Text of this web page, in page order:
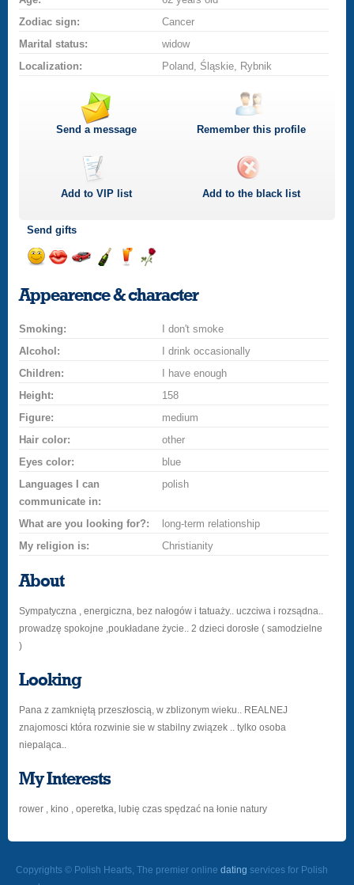
Zodiac sign:
Cancer
Marital status:
widow
Localization:
Poland, Śląskie, Rybnik
Send a message Remember this profile
Add toVIP list Add to the black list
Send gifts
a
smilekissa
champagne
a
drink
a
rose
Appearence & character
Smoking:
I don't smoke
Alcohol:
I drink occasionally
Children:
I have enough
Height:
158
Figure:
medium
Hair color:
other
Eyes color:
blue
Languages I can
communicate in:
polish
What are you looking for?:
long-term relationship
My religion is:
Christianity
About
Sympatyczna , energiczna, bez nałogów i tatuaży.. uczciwa i rozsądna..
prowadzę spokojne ,poukładane życie.. 2 dzieci dorosłe ( samodzielne
)
Looking
Pana z zamkniętą przeszłoscią, w zblizonym wieku.. REALNEJ
znajomosci która rozwinie sie w stabilny związek .. tylko osoba
niepaląca..
My Interests
rower , kino , operetka, lubię czas spędzać na łonie natury
Copyrights © Polish Hearts, The premier online dating services for Polish